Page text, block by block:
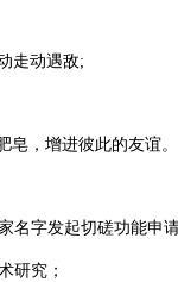
走动遇敌;
，增进彼此的友谊。
字发起切磋功能申请
研究；